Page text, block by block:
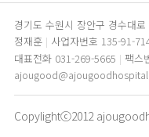
경기도 수원시 장안구 경수대
정재훈
사업자번호 135-91-
대표전화 031-269-5665
팩스
Copylightⓒ2012